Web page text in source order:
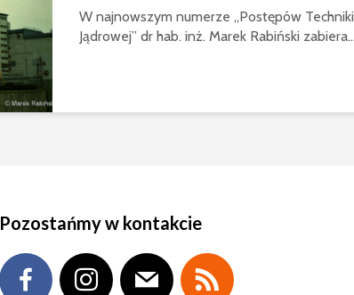
W najnowszym numerze „Postępów Techniki
Jądrowej” dr hab. inż. Marek Rabiński
Pozostańmy w kontakcie